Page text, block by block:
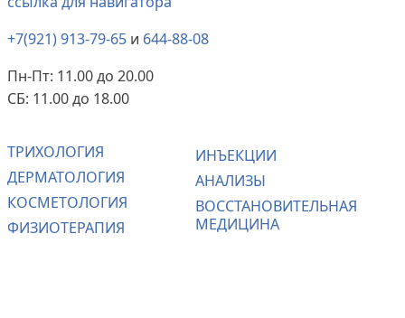
+7(921) 913-79-65 и 644-88-08
Пн-Пт: 11.00 до 20.00
СБ: 11.00 до 18.00
ТРИХОЛОГИЯ
ДЕРМАТОЛОГИЯ
КОСМЕТОЛОГИЯ
ФИЗИОТЕРАПИЯ
ИНЪЕКЦИИ
АНАЛИЗЫ
ВОССТАНОВИТЕЛЬНАЯ
МЕДИЦИНА